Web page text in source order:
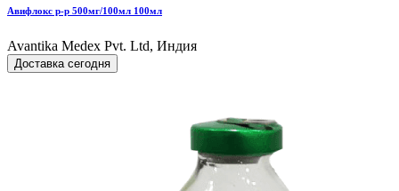
Авифлокс р-р 500мг/100мл 100мл
Avantika Medex Pvt. Ltd, Индия
Доставка сегодня